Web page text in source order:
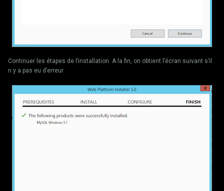
Continuer les étapes de l’installation. A la fin, on obtient l’écran suivant s’il
n y a pas eu d’erreur